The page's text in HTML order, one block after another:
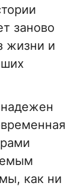
заново
жизни и
как ни